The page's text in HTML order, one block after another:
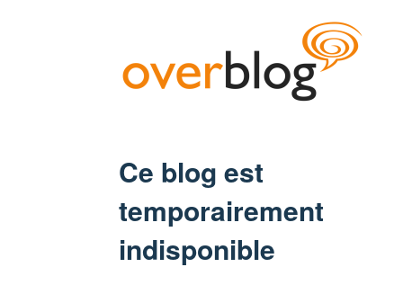
Ce blog est
temporairement
indisponible